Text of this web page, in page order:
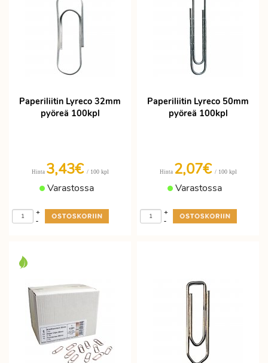
Paperiliitin Lyreco 32mm
pyöreä 100kpl
Hinta 3,43€ / 100 kpl
Varastossa
-
+
Paperiliitin Lyreco 50mm
pyöreä 100kpl
Hinta 2,07€ / 100 kpl
Varastossa
-
+